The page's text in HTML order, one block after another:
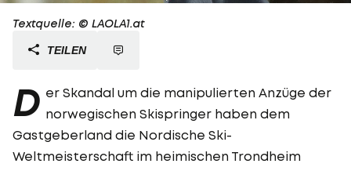
Textquelle: © LAOLA1.at
TEILEN
D er Skandal um die manipulierten Anzüge der
norwegischen Skispringer haben dem
Gastgeberland die Nordische Ski-
Weltmeisterschaft im heimischen Trondheim